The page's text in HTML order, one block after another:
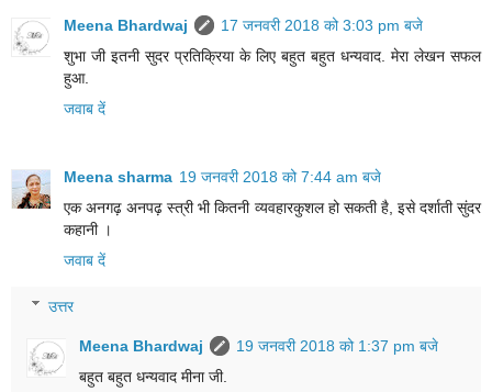
Meena Bhardwaj
17 जनवरी 2018 को 3:03 pm बजे
शुभा जी इतनी सुदर प्रतिक्रिया‎ के लिए‎ बहुत बहुत‎ धन्यवाद. मेरा लेखन सफल
हुआ.
जवाब दें
Meena sharma 19 जनवरी 2018 को 7:44 am बजे
एक अनगढ़ अनपढ़ स्त्री भी कितनी व्यवहारकुशल हो सकती है, इसे दर्शाती सुंदर
कहानी ।
जवाब दें
उत्तर
Meena Bhardwaj
19 जनवरी 2018 को 1:37 pm बजे
बहुत बहुत‎ धन्यवाद मीना जी.